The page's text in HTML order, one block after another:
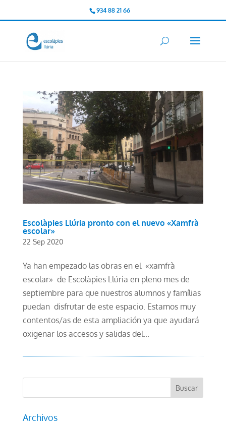
934 88 21 66
Escolàpies Llúria pronto con el nuevo «Xamfrà
escolar»
22 Sep 2020
Ya han empezado las obras en el «xamfrà
escolar» de Escolàpies Llúria en pleno mes de
septiembre para que nuestros alumnos y famílias
puedan disfrutar de este espacio. Estamos muy
contentos/as de esta ampliación ya que ayudará
oxigenar los accesos y salidas del...
Archivos